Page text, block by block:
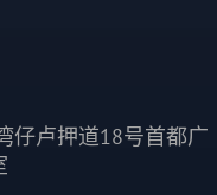
仔卢押道18号首都广